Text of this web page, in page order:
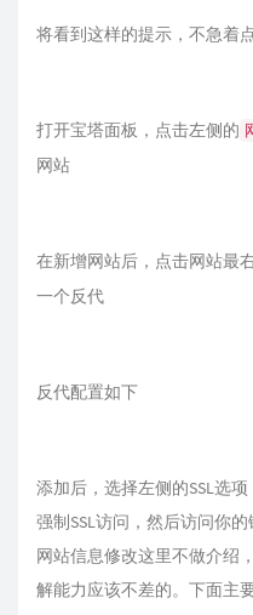
将看到这样的提示，不急着
打开宝塔面板，点击左侧的
网站
在新增网站后，点击网站最
一个反代
反代配置如下
添加后，选择左侧的SSL选
强制SSL访问，然后访问你的
网站信息修改这里不做介绍
解能力应该不差的。下面主